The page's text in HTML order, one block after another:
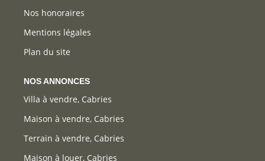
Nos honoraires
Mentions légales
Plan du site
NOS ANNONCES
Villa à vendre, Cabries
Maison à vendre, Cabries
Terrain à vendre, Cabries
Maison à louer, Cabries